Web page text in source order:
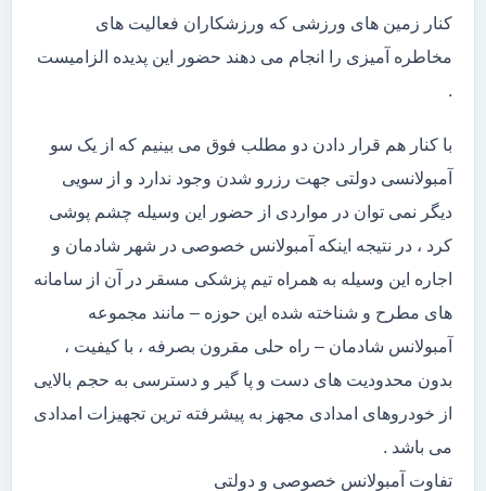
کنار زمین های ورزشی که ورزشکاران فعالیت های
مخاطره آمیزی را انجام می دهند حضور این پدیده الزامیست
.
با کنار هم قرار دادن دو مطلب فوق می بینیم که از یک سو
آمبولانسی دولتی جهت رزرو شدن وجود ندارد و از سویی
دیگر نمی توان در مواردی از حضور این وسیله چشم پوشی
کرد ، در نتیجه اینکه آمبولانس خصوصی در شهر شادمان و
اجاره این وسیله به همراه تیم پزشکی مسقر در آن از سامانه
های مطرح و شناخته شده این حوزه – مانند مجموعه
آمبولانس شادمان – راه حلی مقرون بصرفه ، با کیفیت ،
بدون محدودیت های دست و پا گیر و دسترسی به حجم بالایی
از خودروهای امدادی مجهز به پیشرفته ترین تجهیزات امدادی
می باشد .
تفاوت آمبولانس خصوصی و دولتی